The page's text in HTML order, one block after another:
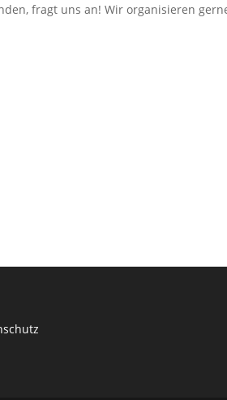
fragt uns an! Wir organisieren